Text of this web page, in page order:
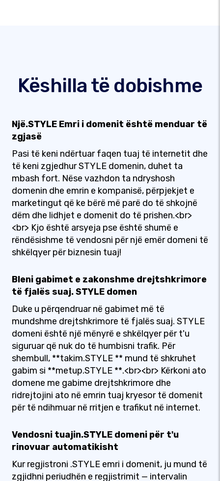
Këshilla të dobishme
Një.STYLE Emri i domenit është menduar të
zgjasë
Pasi të keni ndërtuar faqen tuaj të internetit dhe
të keni zgjedhur STYLE domenin, duhet ta
mbash fort. Nëse vazhdon ta ndryshosh
domenin dhe emrin e kompanisë, përpjekjet e
marketingut që ke bërë më parë do të shkojnë
dëm dhe lidhjet e domenit do të prishen.<br>
<br> Kjo është arsyeja pse është shumë e
rëndësishme të vendosni për një emër domeni të
shkëlqyer për biznesin tuaj!
Bleni gabimet e zakonshme drejtshkrimore
të fjalës suaj. STYLE domen
Duke u përqendruar në gabimet më të
mundshme drejtshkrimore të fjalës suaj. STYLE
domeni është një mënyrë e shkëlqyer për t'u
siguruar që nuk do të humbisni trafik. Për
shembull, **takim.STYLE ** mund të shkruhet
gabim si **metup.STYLE **.<br><br> Kërkoni ato
domene me gabime drejtshkrimore dhe
ridrejtojini ato në emrin tuaj kryesor të domenit
për të ndihmuar në rritjen e trafikut në internet.
Vendosni tuajin.STYLE domeni për t'u
rinovuar automatikisht
Kur regjistroni .STYLE emri i domenit, ju mund të
zgjidhni periudhën e regjistrimit — intervalin